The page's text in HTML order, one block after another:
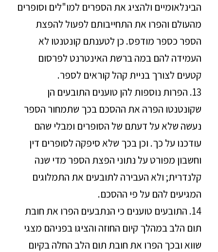
הבינלאומיים ולהציג את הספרים למו"לים וסופרים
מהעולם והפרו את התחייבותם לפעול להפצת
הספר כספר מודפס. כן לטענתם קונטנטו לא
העמידה להם במה ברשת האינטרנט לפרסום
קטעים לצורך בניית קהל קוראים לספר.
13. הפרות נוספות להן טוענים התובעים הן
שקונטנטו הפרה את ההסכם בכך שתמחור הספר
נעשה שלא על דעתם של הסופרים ומבלי שהם
עודכנו על כך. וכן בכך שלא סיפקה לסופרים דין
וחשבון מפורט על נתוני הפצת הספר מדי שנה
קלנדרית; ולא העבירה לתובעים את התמלוגים
המגיעים להם על פי ההסכם.
14. התובעים טוענים כי הנתבעים הפרו את חובת
תום הלב במהלך קיום החוזה והציגו בפניהם מצגי
שווא ובכך הפרו את חובת תום הלב החלה בקיום